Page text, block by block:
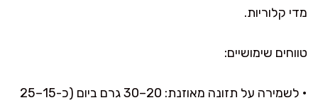
מדי קלוריות.
טווחים שימושיים:
• לשמירה על תזונה מאוזנת: 20–30 גרם ביום (כ-15–25